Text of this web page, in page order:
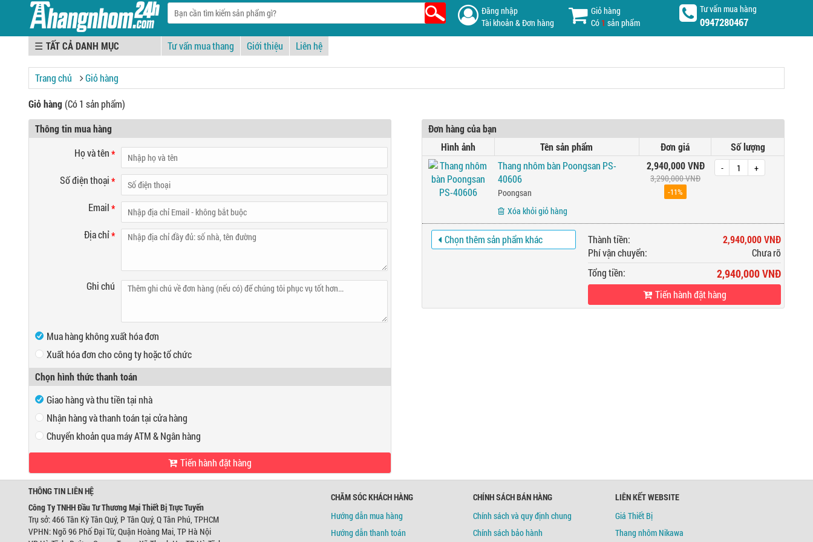
Đăng nhập
Tài khoản & Đơn hàng
Giỏ hàng
Có1 sản phẩm
Tư vấn mua hàng
0947280467
☰ Tư vấn mua thang Giới thiệu Liên hệ
Trang chủ Giỏ hàng
Giỏ hàng (Có 1 sản phẩm)
Đơn hàng của bạn
Hình ảnh
Tên sản phẩm Đơn giá
Số lượng
Thang nhôm bàn Poongsan PS-
40606
Poongsan
Xóa khỏi giỏ hàng
2,940,000 VNĐ
3,290,000 VNĐ
-11%
- +
Thành tiền:
2,940,000 VNĐ
Phí vận chuyển:
Chưa rõ
Tổng tiền:
2,940,000 VNĐ
Tiến hành đặt hàng
Chọn thêm sản phẩm khác
Thông tin mua hàng
Họ và tên*
Số điện thoại*
Email*
Địa chỉ*
Ghi chú
Mua hàng không xuất hóa đơn
Xuất hóa đơn cho công ty hoặc tổ chức
Mã số thuế
Địa chỉ
Chọn hình thức thanh toán
Giao hàng và thu tiền tại nhà
Nhận hàng và thanh toán tại cửa hàng
VP Hồ Chí Minh:
466 Tân Kỳ Tân Quý, P Tân Quý, Q Tân Phú, TPHCM
Điện thoại:0947280467
VP Hà Nội:
Địa chỉ: Ngõ 96 Phố Đại Từ, Quận Hoàng Mai, TP Hà Nội
Điện thoại:0944746879
Chuyển khoản qua máy ATM & Ngân hàng
Ngân hàng Ngoại thương Việt Nam
Chi nhánh:Chi nhánh Hùng Vương
Ngân hàng Ngoại thương Việt Nam
Chi nhánh:Chi nhánh Hùng Vương
Tiến hành đặt hàng
THÔNG TIN LIÊN HỆ
Công Ty TNHH Đầu Tư Thương Mại Thiết Bị Trực Tuyến
Trụ sở: 466 Tân Kỳ Tân Quý, P Tân Quý, Q Tân Phú, TPHCM
VPHN: Ngõ 96 Phố Đại Từ, Quận Hoàng Mai, TP Hà Nội
CHĂM SÓC KHÁCH HÀNG
Hướng dẫn mua hàng
Hướng dẫn thanh toán
CHÍNH SÁCH BÁN HÀNG
Chính sách và quy định chung
Chính sách bảo hành
LIÊN KẾT WEBSITE
Giá Thiết Bị
Thang nhôm Nikawa